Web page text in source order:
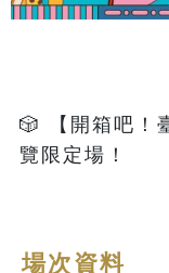
🎲 【開箱吧！
覽限定場！
場次資料